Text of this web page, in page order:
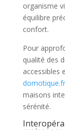
organisme
équilibre
confort.
Pour
qualité des
accessibles
domotique.fr
maisons
sérénité.